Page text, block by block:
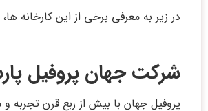
در زیر به معرفی برخی از این کارخانه
شرکت جهان پروفیل